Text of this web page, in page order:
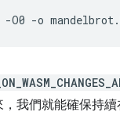
-O0 -o
我們就能確保持續